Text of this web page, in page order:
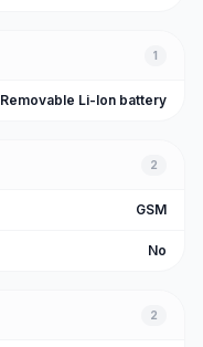
1
Removable Li-Ion battery
2
GSM
No
2